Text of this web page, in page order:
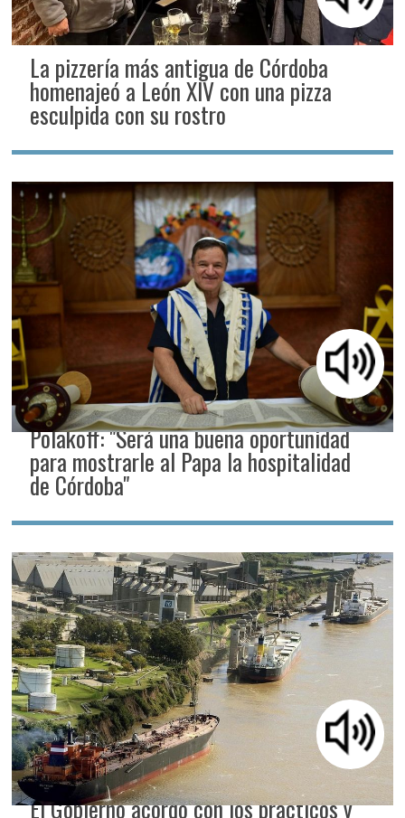
La pizzería más antigua de Córdoba
homenajeó a León XIV con una pizza
esculpida con su rostro
Polakoff: "Será una buena oportunidad
para mostrarle al Papa la hospitalidad
de Córdoba"
El Gobierno acordó con los prácticos y